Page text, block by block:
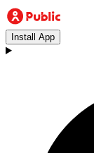
Install App